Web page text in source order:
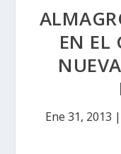
EN EL
Ene 31, 2013 |